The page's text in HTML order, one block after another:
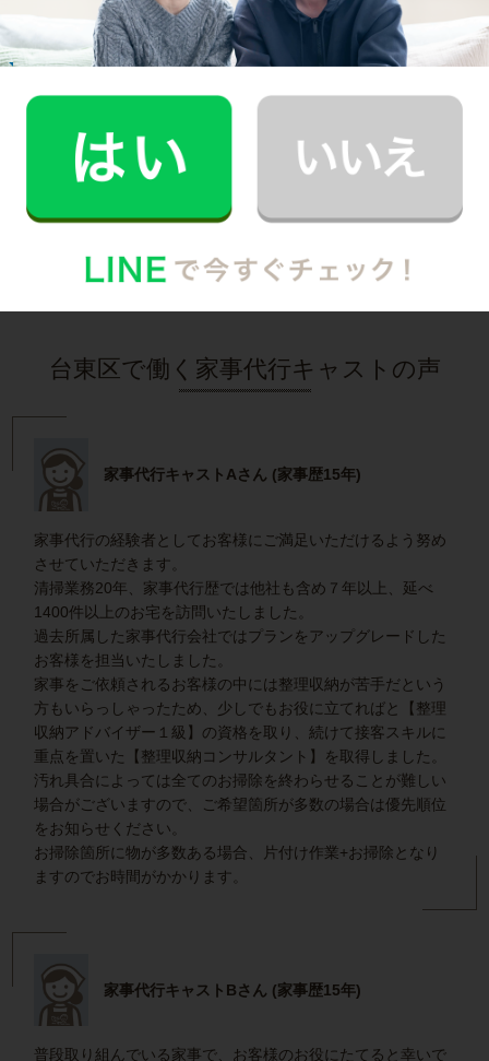
お掃除
30代 共働き 子育て中
安心感。
記事全文を見る
台東区で働く家事代行キャストの声
家事代行キャストAさん (家事歴15年)
家事代行の経験者としてお客様にご満足いただけるよう努め
させていただきます。
清掃業務20年、家事代行歴では他社も含め７年以上、延べ
1400件以上のお宅を訪問いたしました。
過去所属した家事代行会社ではプランをアップグレードした
お客様を担当いたしました。
家事をご依頼されるお客様の中には整理収納が苦手だという
方もいらっしゃったため、少しでもお役に立てればと【整理
収納アドバイザー１級】の資格を取り、続けて接客スキルに
重点を置いた【整理収納コンサルタント】を取得しました。
汚れ具合によっては全てのお掃除を終わらせることが難しい
場合がございますので、ご希望箇所が多数の場合は優先順位
をお知らせください。
お掃除箇所に物が多数ある場合、片付け作業+お掃除となり
ますのでお時間がかかります。
家事代行キャストBさん (家事歴15年)
普段取り組んでいる家事で、お客様のお役にたてると幸いで